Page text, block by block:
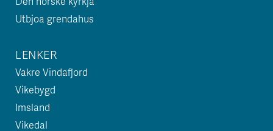
Utbjoa grendahus
LENKER
Vakre Vindafjord
Vikebygd
Imsland
Vikedal